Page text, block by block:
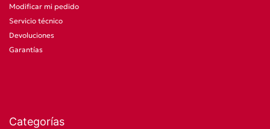
Modificar mi pedido
Servicio técnico
Devoluciones
Garantías
Categorías